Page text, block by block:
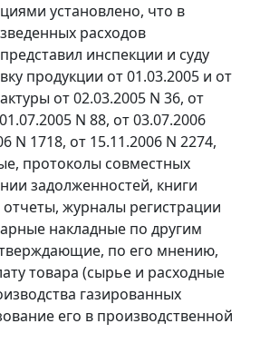
установлено, что в
расходов
инспекции и суду
продукции от 01.03.2005 и от
от 02.03.2005 N 36, от
N 88, от 03.07.2006
N 1718, от 15.11.2006 N 2274,
протоколы совместных
задолженностей, книги
журналы регистрации
накладные по другим
по его мнению,
товара (сырье и расходные
газированных
его в производственной